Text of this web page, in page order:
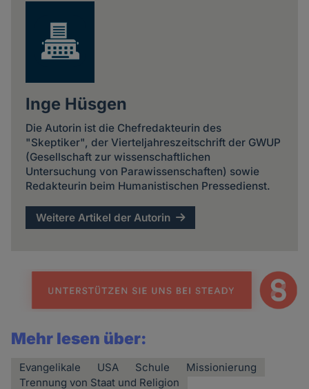
Inge Hüsgen
Die Autorin ist die Chefredakteurin des
"Skeptiker", der Vierteljahreszeitschrift der GWUP
(Gesellschaft zur wissenschaftlichen
Untersuchung von Parawissenschaften) sowie
Redakteurin beim Humanistischen Pressedienst.
Weitere Artikel der Autorin
Mehr lesen über:
Evangelikale USA Schule
Missionierung
Trennung von Staat und Religion